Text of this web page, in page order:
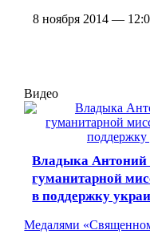
8 ноября 2014 —
Видео
Владыка Антоний
гуманитарной
в поддержку
Медалями